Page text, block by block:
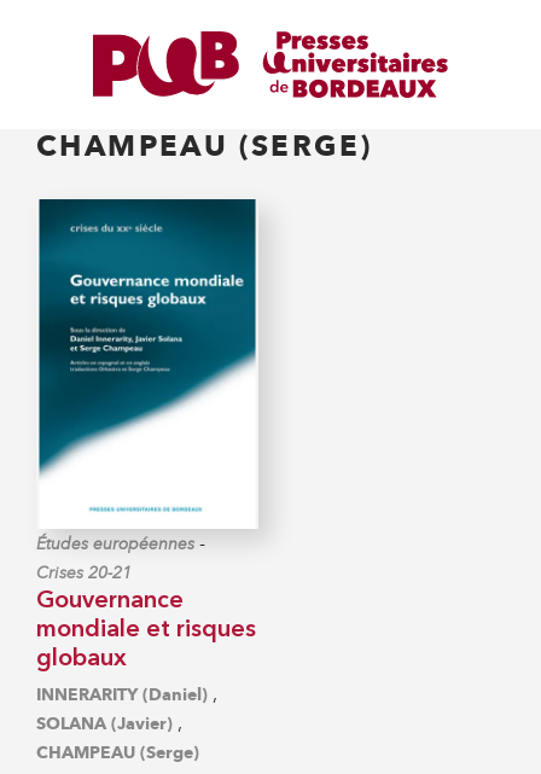
CHAMPEAU (SERGE)
Études européennes -
Crises 20-21
Gouvernance
mondiale et risques
globaux
INNERARITY (Daniel) ,
SOLANA (Javier) ,
CHAMPEAU (Serge)